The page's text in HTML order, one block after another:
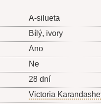
A-silueta
Bílý, ivory
Ano
Ne
28 dní
Victoria